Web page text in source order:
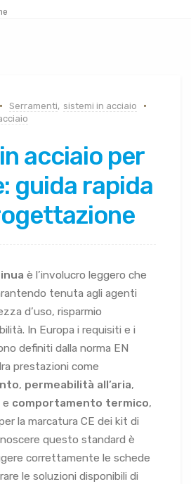
Serramenti, sistemi in acciaio
acciaio per
guida rapida
è l’involucro leggero che
tenuta agli agenti
d’uso, risparmio
In Europa i requisiti e i
definiti dalla norma EN
prestazioni come
, permeabilità all’aria,
e comportamento termico,
la marcatura CE dei kit di
questo standard è
correttamente le schede
le soluzioni disponibili di